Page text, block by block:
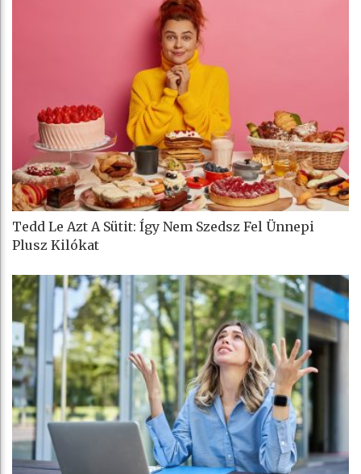
Tedd Le Azt A Sütit: Így Nem Szedsz Fel Ünnepi
Plusz Kilókat